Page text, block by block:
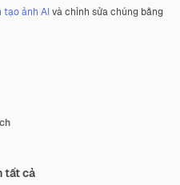
tạo ảnh AIvà chỉnh sửa chúng bằng
tất cả